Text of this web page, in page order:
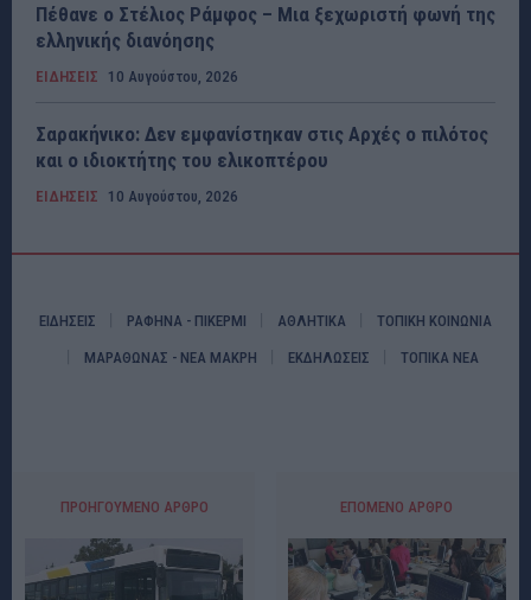
Πέθανε ο Στέλιος Ράμφος – Μια ξεχωριστή φωνή της
ελληνικής διανόησης
ΕΙΔΗΣΕΙΣ 10 Αυγούστου, 2026
Σαρακήνικο: Δεν εμφανίστηκαν στις Αρχές ο πιλότος
και ο ιδιοκτήτης του ελικοπτέρου
ΕΙΔΗΣΕΙΣ 10 Αυγούστου, 2026
ΕΙΔΗΣΕΙΣ ΡΑΦΗΝΑ - ΠΙΚΕΡΜΙ ΑΘΛΗΤΙΚΑ ΤΟΠΙΚΗ ΚΟΙΝΩΝΙΑ
ΜΑΡΑΘΩΝΑΣ - ΝΕΑ ΜΑΚΡΗ ΕΚΔΗΛΩΣΕΙΣ ΤΟΠΙΚΑ ΝΕΑ
ΠΡΟΗΓΟΎΜΕΝΟ ΆΡΘΡΟ ΕΠΌΜΕΝΟ ΆΡΘΡΟ